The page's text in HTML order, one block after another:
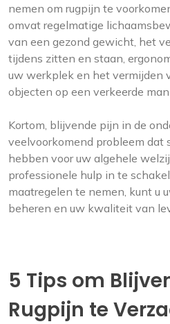
nemen om rugpijn te
omvat regelmatige
van een gezond gewicht, het
tijdens zitten en staan,
uw werkplek en het vermijden
objecten op een verkeerde
Kortom, blijvende pijn in de
veelvoorkomend probleem dat
hebben voor uw algehele
professionele hulp in te
maatregelen te nemen, kunt u
beheren en uw kwaliteit van
5 Tips om
Rugpijn te